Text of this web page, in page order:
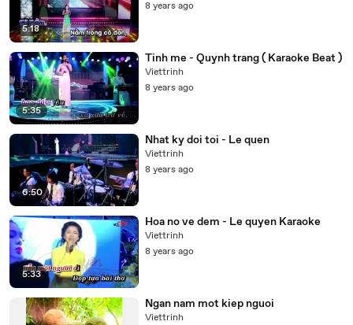
5:18
8 years ago
5:35
Tinh me - Quynh trang ( Karaoke Beat )
Viettrinh
8 years ago
6:50
Nhat ky doi toi - Le quen
Viettrinh
8 years ago
5:33
Hoa no ve dem - Le quyen Karaoke
Viettrinh
8 years ago
Ngan nam mot kiep nguoi
Viettrinh